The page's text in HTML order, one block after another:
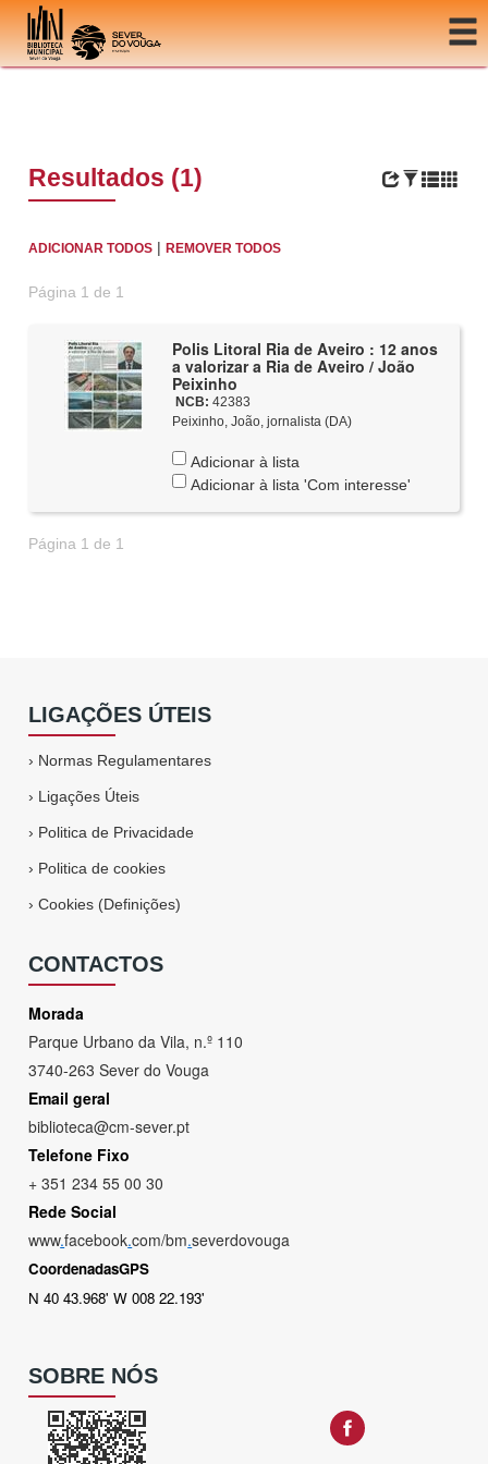
Ir para o conteúdo
Resultados (1)
ADICIONAR TODOS |REMOVER TODOS
Página 1 de 1
Polis Litoral Ria de Aveiro : 12 anos
a valorizar a Ria de Aveiro / João
Peixinho
NCB: 42383
Peixinho, João, jornalista (DA)
Adicionar à lista
Adicionar à lista 'Com interesse'
Página 1 de 1
LIGAÇÕES ÚTEIS
› Normas Regulamentares
› Ligações Úteis
› Politica de Privacidade
› Politica de cookies
›Cookies (Definições)
CONTACTOS
Morada
Parque Urbano da Vila, n.º 110
3740-263 Sever do Vouga
Email geral
biblioteca@cm-sever.pt
Telefone Fixo
+ 351 234 55 00 30
Rede Social
www.facebook.com/bm.severdovouga
CoordenadasGPS
N 40 43.968' W 008 22.193'
SOBRE NÓS